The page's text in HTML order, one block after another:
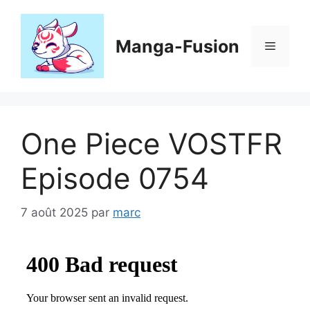
contenu
Manga-Fusion Menu
One Piece VOSTFR
Episode 0754
7 août 2025 par marc